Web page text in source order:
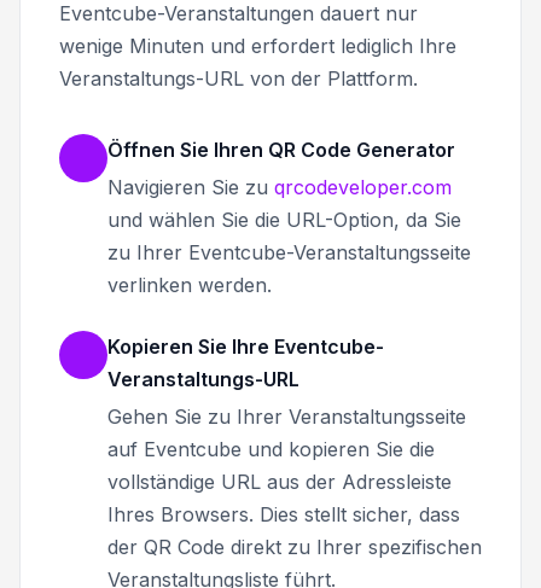
Eventcube-Veranstaltungen dauert nur
wenige Minuten und erfordert lediglich Ihre
Veranstaltungs-URL von der Plattform.
Öffnen Sie Ihren QR Code Generator
Navigieren Sie zu qrcodeveloper.com
und wählen Sie die URL-Option, da Sie
zu Ihrer Eventcube-Veranstaltungsseite
verlinken werden.
Kopieren Sie Ihre Eventcube-
Veranstaltungs-URL
Gehen Sie zu Ihrer Veranstaltungsseite
auf Eventcube und kopieren Sie die
vollständige URL aus der Adressleiste
Ihres Browsers. Dies stellt sicher, dass
der QR Code direkt zu Ihrer spezifischen
Veranstaltungsliste führt.